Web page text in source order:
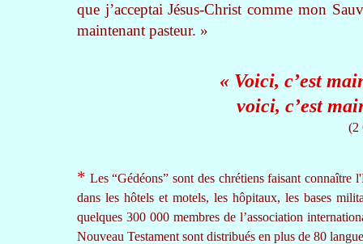
que j’acceptai Jésus-Christ comme mon
maintenant pasteur. »
« Voici, c’est
voici, c’est
(2
* Les “Gédéons” sont des chrétiens faisant
dans les hôtels et motels, les hôpitaux, les bases
quelques 300 000 membres de l’association
Nouveau Testament sont distribués en plus de 80